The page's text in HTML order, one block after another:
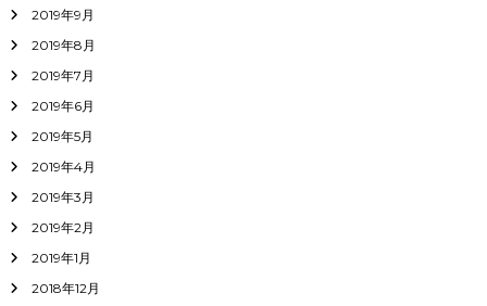
2019年9月
2019年8月
2019年7月
2019年6月
2019年5月
2019年4月
2019年3月
2019年2月
2019年1月
2018年12月